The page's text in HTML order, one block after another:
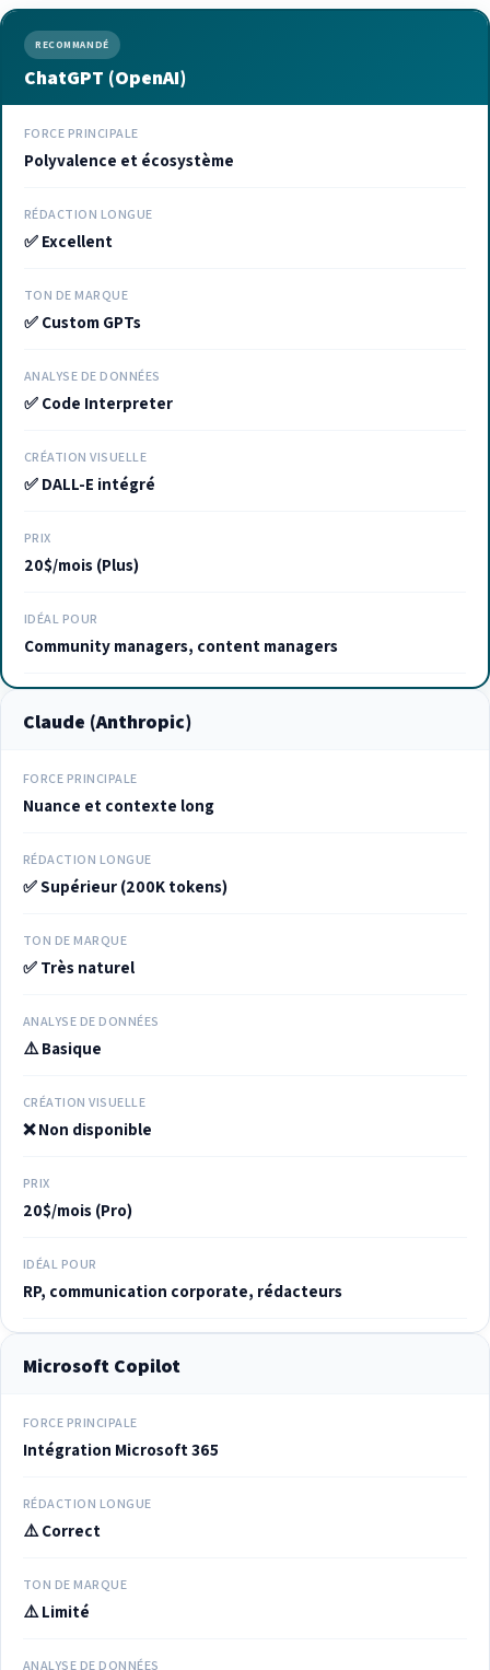
RECOMMANDÉ
ChatGPT (OpenAI)
FORCE PRINCIPALE
Polyvalence et écosystème
RÉDACTION LONGUE
✅ Excellent
TON DE MARQUE
✅ Custom GPTs
ANALYSE DE DONNÉES
✅ Code Interpreter
CRÉATION VISUELLE
✅ DALL-E intégré
PRIX
20$/mois (Plus)
IDÉAL POUR
Community managers, content managers
Claude (Anthropic)
FORCE PRINCIPALE
Nuance et contexte long
RÉDACTION LONGUE
✅ Supérieur (200K tokens)
TON DE MARQUE
✅ Très naturel
ANALYSE DE DONNÉES
⚠️ Basique
CRÉATION VISUELLE
❌ Non disponible
PRIX
20$/mois (Pro)
IDÉAL POUR
RP, communication corporate, rédacteurs
Microsoft Copilot
FORCE PRINCIPALE
Intégration Microsoft 365
RÉDACTION LONGUE
⚠️ Correct
TON DE MARQUE
⚠️ Limité
ANALYSE DE DONNÉES